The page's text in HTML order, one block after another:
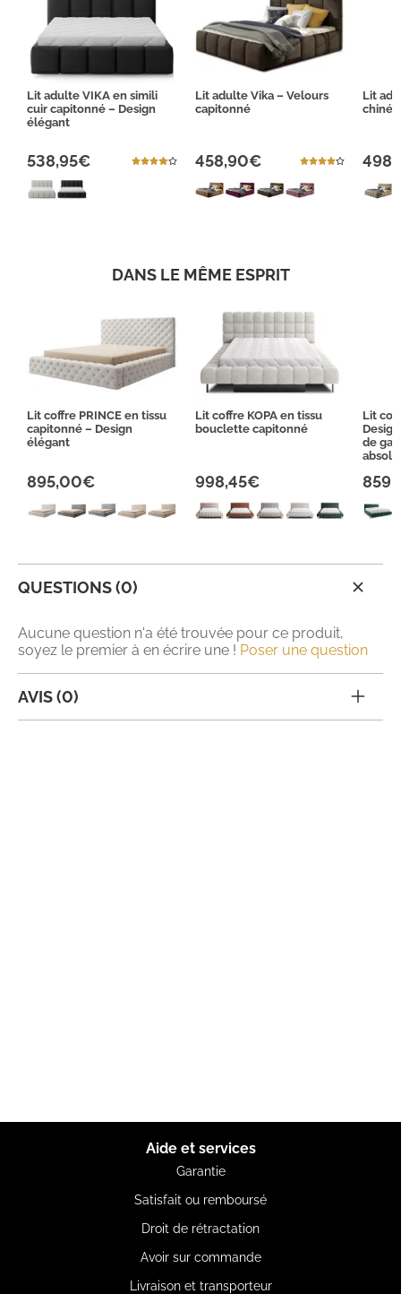
Lit adulte VIKA en simili
cuir capitonné – Design
élégant
538,95€
Lit adulte Vika – Velours
capitonné
458,90€
Lit
chiné
DANS LE MÊME ESPRIT
Lit coffre PRINCE en tissu
capitonné – Design
élégant
895,00€
Lit coffre KOPA en tissu
bouclette capitonné
998,45€
Lit
de
absolu
QUESTIONS (0)
Aucune question n'a été trouvée pour ce produit,
soyez le premier à en écrire une ! Poser une question
AVIS (0)
Aide et services
Garantie
Satisfait ou remboursé
Droit de rétractation
Avoir sur commande
Livraison et transporteur